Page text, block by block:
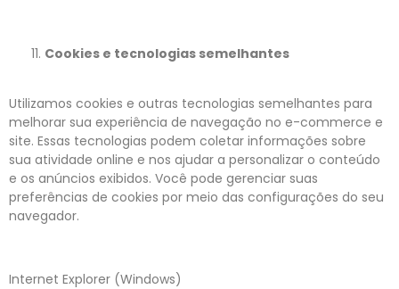
Cookies e tecnologias semelhantes
Utilizamos cookies e outras tecnologias semelhantes para
melhorar sua experiência de navegação no e-commerce e
site. Essas tecnologias podem coletar informações sobre
sua atividade online e nos ajudar a personalizar o conteúdo
e os anúncios exibidos. Você pode gerenciar suas
preferências de cookies por meio das configurações do seu
navegador.
Internet Explorer (Windows)